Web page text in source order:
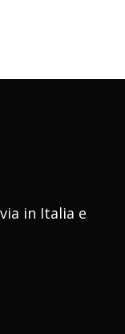
in Italia e